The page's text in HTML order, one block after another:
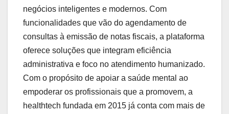
negócios inteligentes e modernos. Com
funcionalidades que vão do agendamento de
consultas à emissão de notas fiscais, a plataforma
oferece soluções que integram eficiência
administrativa e foco no atendimento humanizado.
Com o propósito de apoiar a saúde mental ao
empoderar os profissionais que a promovem, a
healthtech fundada em 2015 já conta com mais de